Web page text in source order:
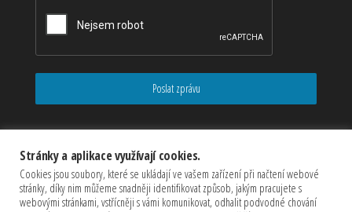
Poslat zprávu
Stránky a aplikace využívají cookies.
Cookies jsou soubory, které se ukládají ve vašem zařízení při načtení webové
stránky, díky nim můžeme snadněji identifikovat způsob, jakým pracujete s
webovými stránkami, vstřícněji s vámi komunikovat, odhalit podvodné chování